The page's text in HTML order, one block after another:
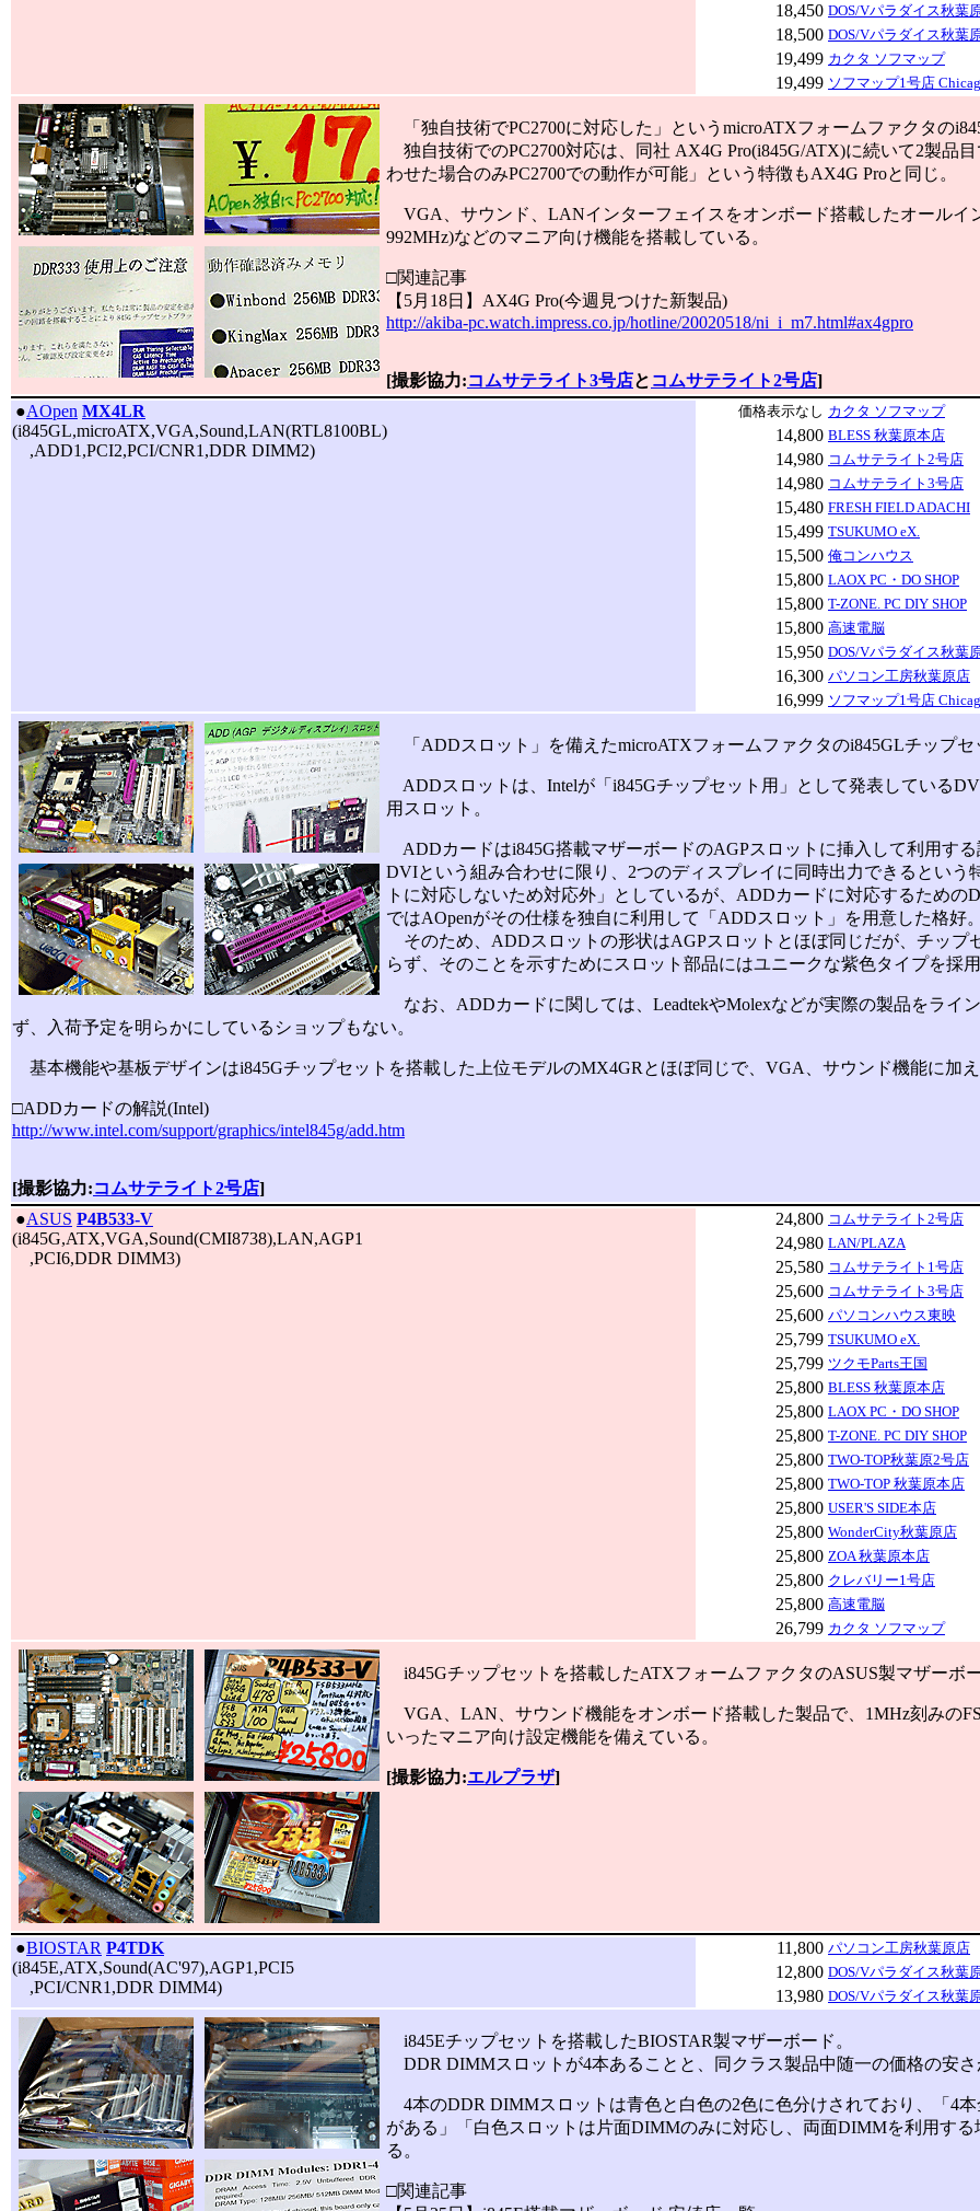
18,450 DOS/Vパラダイス秋葉
18,500 DOS/Vパラダイス秋葉
19,499 カクタ ソフマップ
19,499 ソフマップ1号店
「独自技術でPC2700に対応した」というmicroATXフォームファクタの
独自技術でのPC2700対応は、同社 AX4G Pro(i845G/ATX)に続いて2製品
わせた場合のみPC2700での動作が可能」という特徴もAX4G Proと同じ。
VGA、サウンド、LANインターフェイスをオンボード搭載したオールイ
992MHz)などのマニア向け機能を搭載している。
□関連記事
【5月18日】AX4G Pro(今週見つけた新製品)
http://akiba-pc.watch.impress.co.jp/hotline/20020518/ni_i_m7.html#ax4gpro
[撮影協力:コムサテライト3号店と コムサテライト2号店]
●AOpen MX4LR
(i845GL,microATX,VGA,Sound,LAN(RTL8100BL)
,ADD1,PCI2,PCI/CNR1,DDR DIMM2)
価格表示なし カクタ ソフマップ
14,800 BLESS 秋葉原本店
14,980 コムサテライト2号店
14,980 コムサテライト3号店
15,480 FRESH FIELD ADACHI
15,499 TSUKUMO eX.
15,500 俺コンハウス
15,800 LAOX PC・DO SHOP
15,800 T-ZONE. PC DIY SHOP
15,800 高速電脳
15,950 DOS/Vパラダイス秋葉
16,300 パソコン工房秋葉原店
16,999 ソフマップ1号店
「ADDスロット」を備えたmicroATXフォームファクタのi845GLチップ
ADDスロットは、Intelが「i845Gチップセット用」として発表している
用スロット。
ADDカードはi845G搭載マザーボードのAGPスロットに挿入して利用す
DVIという組み合わせに限り、2つのディスプレイに同時出力できるとい
トに対応しないため対応外」としているが、ADDカードに対応するため
ではAOpenがその仕様を独自に利用して「ADDスロット」を用意した格好
そのため、ADDスロットの形状はAGPスロットとほぼ同じだが、チップ
らず、そのことを示すためにスロット部品にはユニークな紫色タイプを採
なお、ADDカードに関しては、LeadtekやMolexなどが実際の製品をライ
ず、入荷予定を明らかにしているショップもない。
基本機能や基板デザインはi845Gチップセットを搭載した上位モデルのMX4GRとほぼ同じで、VGA、サウンド機能に加
□ADDカードの解説(Intel)
http://www.intel.com/support/graphics/intel845g/add.htm
[撮影協力:コムサテライト2号店]
●ASUS P4B533-V
(i845G,ATX,VGA,Sound(CMI8738),LAN,AGP1
,PCI6,DDR DIMM3)
24,800 コムサテライト2号店
24,980 LAN/PLAZA
25,580 コムサテライト1号店
25,600 コムサテライト3号店
25,600 パソコンハウス東映
25,799 TSUKUMO eX.
25,799 ツクモParts王国
25,800 BLESS 秋葉原本店
25,800 LAOX PC・DO SHOP
25,800 T-ZONE. PC DIY SHOP
25,800 TWO-TOP秋葉原2号店
25,800 TWO-TOP 秋葉原本店
25,800 USER'S SIDE本店
25,800 WonderCity秋葉原店
25,800 ZOA 秋葉原本店
25,800 クレバリー1号店
25,800 高速電脳
26,799 カクタ ソフマップ
i845Gチップセットを搭載したATXフォームファクタのASUS製マザーボ
VGA、LAN、サウンド機能をオンボード搭載した製品で、1MHz刻みの
いったマニア向け設定機能を備えている。
[撮影協力:エルプラザ]
●BIOSTAR P4TDK
(i845E,ATX,Sound(AC'97),AGP1,PCI5
,PCI/CNR1,DDR DIMM4)
11,800 パソコン工房秋葉原店
12,800 DOS/Vパラダイス秋葉
13,980 DOS/Vパラダイス秋葉
i845Eチップセットを搭載したBIOSTAR製マザーボード。
DDR DIMMスロットが4本あることと、同クラス製品中随一の価格の安
4本のDDR DIMMスロットは青色と白色の2色に色分けされており、「4
がある」「白色スロットは片面DIMMのみに対応し、両面DIMMを利用す
る。
□関連記事